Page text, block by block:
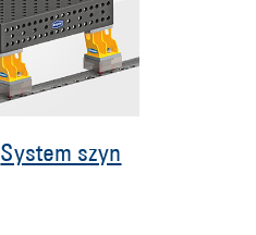
System szyn